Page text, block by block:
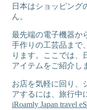
日本はショッピング
ん。
最先端の電子機器か
手作りの工芸品まで
ります。ここでは、
アイテムをご紹介し
お店を気軽に回り、
アするには、旅行中
iRoamly Japan travel